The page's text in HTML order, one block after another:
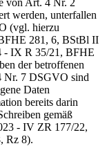
von Art. 4 Nr. 2
werden, unterfallen
(vgl. hierzu
281, 6, BStBl II
- IX R 35/21, BFHE
der betroffenen
Nr. 7 DSGVO sind
Daten
bereits darin
gemäß
- IV ZR 177/22,
Rz 8).